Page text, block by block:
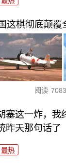
这棋彻底颠覆
阅读 7083
塞这一炸，我
昨天那句话了
最热